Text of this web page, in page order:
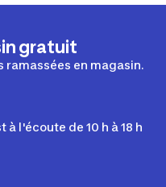
gratuit
ramassées en magasin.
à l'écoute de 10 h à 18 h